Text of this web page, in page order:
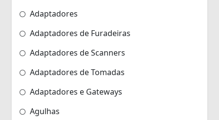
Adaptadores
Adaptadores de Furadeiras
Adaptadores de Scanners
Adaptadores de Tomadas
Adaptadores e Gateways
Agulhas